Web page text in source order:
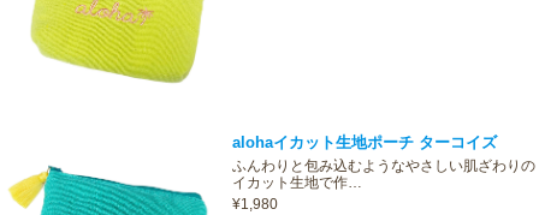
alohaイカット生地ポーチ ターコイズ
ふんわりと包み込むようなやさしい肌ざわりの
イカット生地で作…
¥1,980